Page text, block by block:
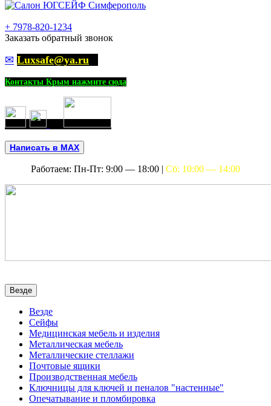
+ 7978-820-1234
Заказать обратный звонок
✉ Luxsafe@ya.ru
Контакты Крым нажмите сюда
Написать в MAX
Работаем: Пн-Пт: 9:00 — 18:00 | Сб: 10:00 — 14:00
Везде
Везде
Сейфы
Медицинская мебель и изделия
Металлическая мебель
Металлические стеллажи
Почтовые ящики
Производственная мебель
Ключницы для ключей и пеналов "настенные"
Опечатывание и пломбировка